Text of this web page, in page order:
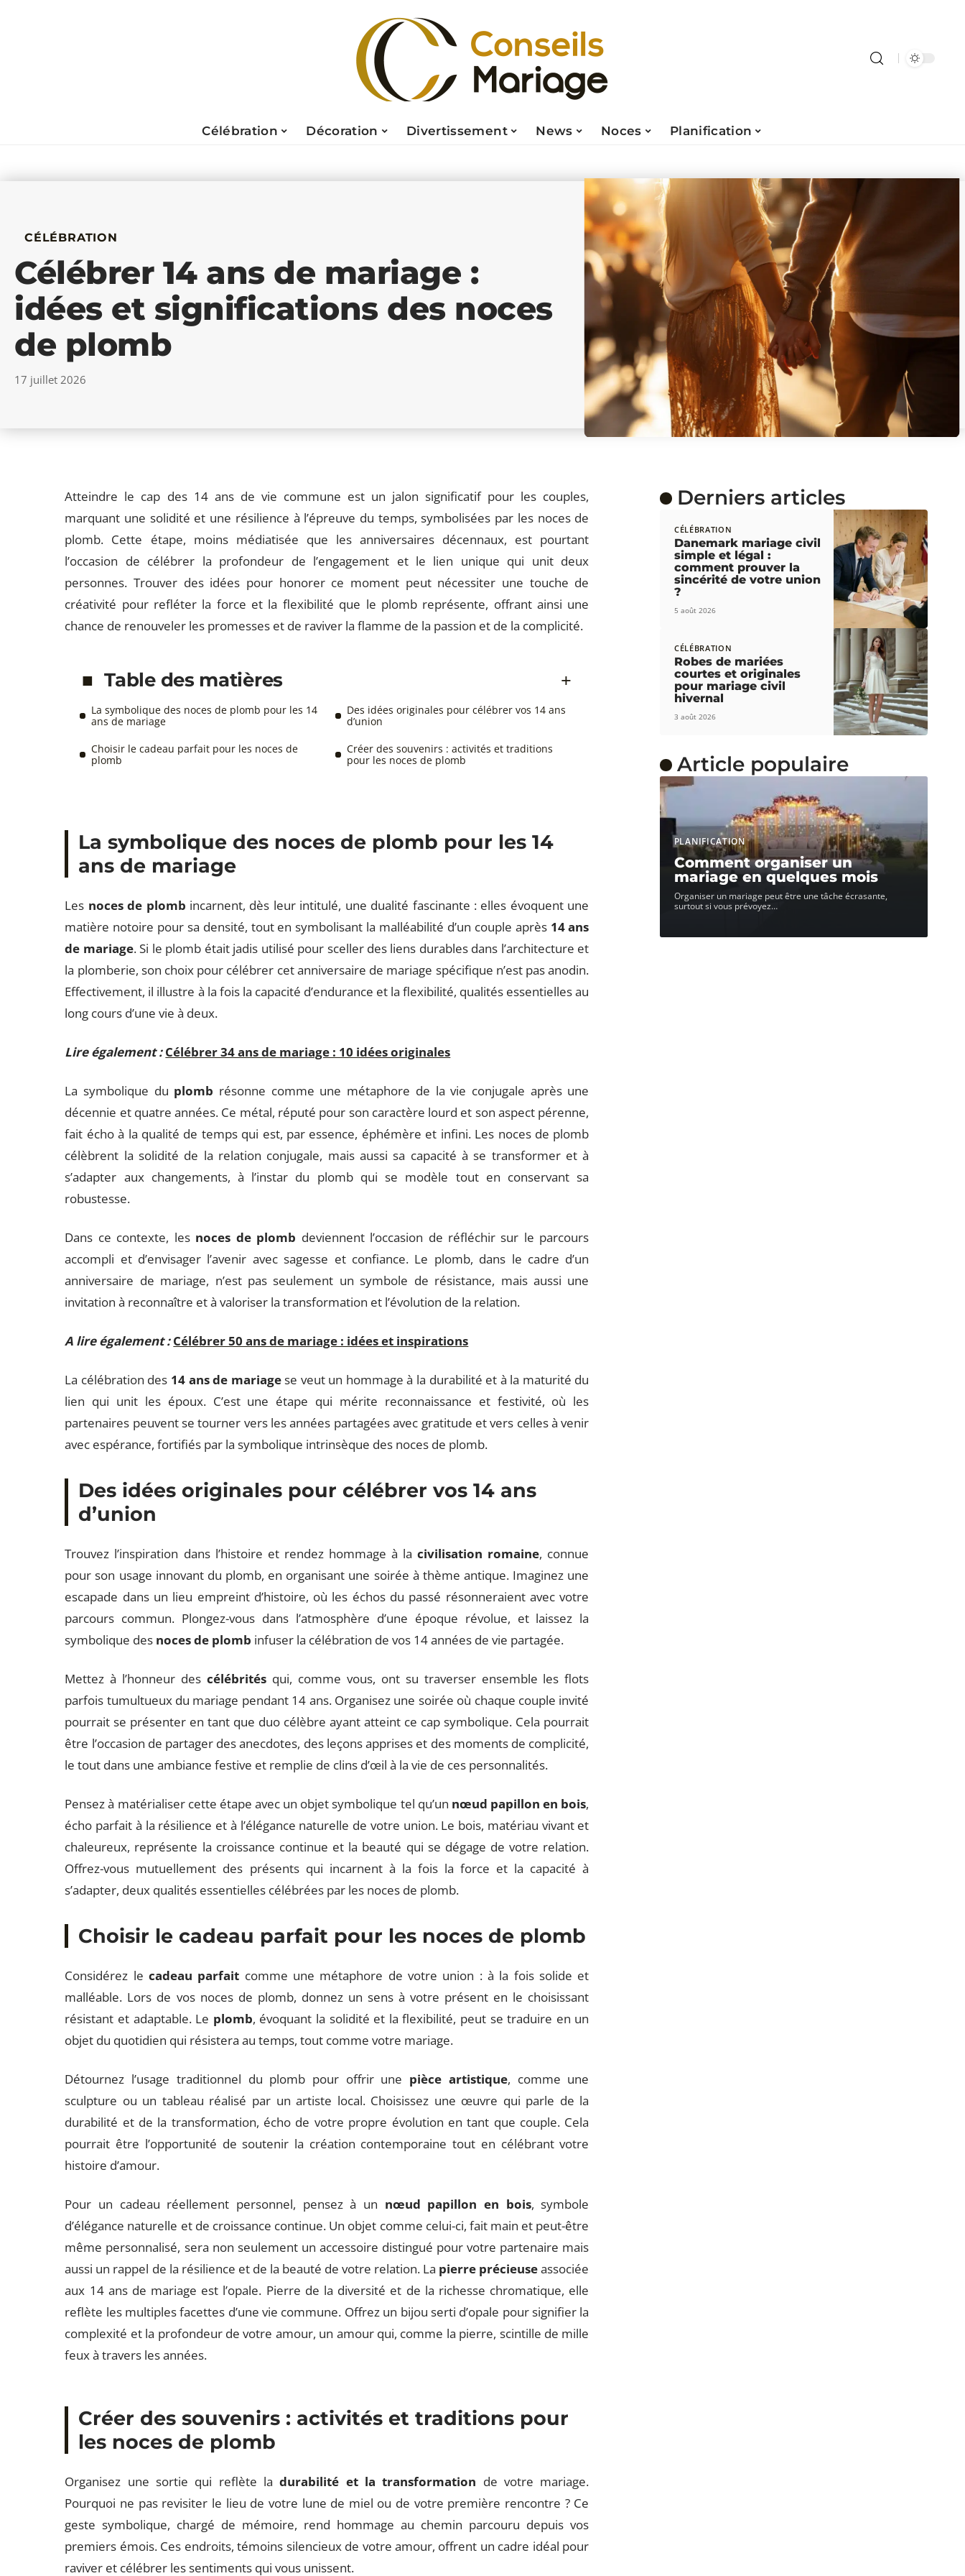
Célébration Décoration Divertissement News Noces Planification
CÉLÉBRATION
Célébrer 14 ans de mariage :
idées et significations des noces
de plomb
17 juillet 2026
Atteindre le cap des 14 ans de vie commune est un jalon significatif pour les couples,
marquant une solidité et une résilience à l’épreuve du temps, symbolisées par les noces de
plomb. Cette étape, moins médiatisée que les anniversaires décennaux, est pourtant
l’occasion de célébrer la profondeur de l’engagement et le lien unique qui unit deux
personnes. Trouver des idées pour honorer ce moment peut nécessiter une touche de
créativité pour refléter la force et la flexibilité que le plomb représente, offrant ainsi une
chance de renouveler les promesses et de raviver la flamme de la passion et de la complicité.
Table des matières
La symbolique des noces de plomb pour les 14
ans de mariage
Des idées originales pour célébrer vos 14 ans
d’union
Choisir le cadeau parfait pour les noces de
plomb
Créer des souvenirs : activités et traditions
pour les noces de plomb
La symbolique des noces de plomb pour les 14
ans de mariage
Les noces de plomb incarnent, dès leur intitulé, une dualité fascinante : elles évoquent une
matière notoire pour sa densité, tout en symbolisant la malléabilité d’un couple après 14 ans
de mariage. Si le plomb était jadis utilisé pour sceller des liens durables dans l’architecture et
la plomberie, son choix pour célébrer cet anniversaire de mariage spécifique n’est pas anodin.
Effectivement, il illustre à la fois la capacité d’endurance et la flexibilité, qualités essentielles au
long cours d’une vie à deux.
Lire également : Célébrer 34 ans de mariage : 10 idées originales
La symbolique du plomb résonne comme une métaphore de la vie conjugale après une
décennie et quatre années. Ce métal, réputé pour son caractère lourd et son aspect pérenne,
fait écho à la qualité de temps qui est, par essence, éphémère et infini. Les noces de plomb
célèbrent la solidité de la relation conjugale, mais aussi sa capacité à se transformer et à
s’adapter aux changements, à l’instar du plomb qui se modèle tout en conservant sa
robustesse.
Dans ce contexte, les noces de plomb deviennent l’occasion de réfléchir sur le parcours
accompli et d’envisager l’avenir avec sagesse et confiance. Le plomb, dans le cadre d’un
anniversaire de mariage, n’est pas seulement un symbole de résistance, mais aussi une
invitation à reconnaître et à valoriser la transformation et l’évolution de la relation.
A lire également : Célébrer 50 ans de mariage : idées et inspirations
La célébration des 14 ans de mariagese veut un hommage à la durabilité et à la maturité du
lien qui unit les époux. C’est une étape qui mérite reconnaissance et festivité, où les
partenaires peuvent se tourner vers les années partagées avec gratitude et vers celles à venir
avec espérance, fortifiés par la symbolique intrinsèque des noces de plomb.
Des idées originales pour célébrer vos 14 ans
d’union
Trouvez l’inspiration dans l’histoire et rendez hommage à lacivilisation romaine, connue
pour son usage innovant du plomb, en organisant une soirée à thème antique. Imaginez une
escapade dans un lieu empreint d’histoire, où les échos du passé résonneraient avec votre
parcours commun. Plongez-vous dans l’atmosphère d’une époque révolue, et laissez la
symbolique des noces de plomb infuser la célébration de vos 14 années de vie partagée.
Mettez à l’honneur descélébrités qui, comme vous, ont su traverser ensemble les flots
parfois tumultueux du mariage pendant 14 ans. Organisez une soirée où chaque couple invité
pourrait se présenter en tant que duo célèbre ayant atteint ce cap symbolique. Cela pourrait
être l’occasion de partager des anecdotes, des leçons apprises et des moments de complicité,
le tout dans une ambiance festive et remplie de clins d’œil à la vie de ces personnalités.
Pensez à matérialiser cette étape avec un objet symbolique tel qu’un nœud papillon en bois,
écho parfait à la résilience et à l’élégance naturelle de votre union. Le bois, matériau vivant et
chaleureux, représente la croissance continue et la beauté qui se dégage de votre relation.
Offrez-vous mutuellement des présents qui incarnent à la fois la force et la capacité à
s’adapter, deux qualités essentielles célébrées par les noces de plomb.
Choisir le cadeau parfait pour les noces de plomb
Considérez lecadeau parfait comme une métaphore de votre union : à la fois solide et
malléable. Lors de vos noces de plomb, donnez un sens à votre présent en le choisissant
résistant et adaptable. Le plomb, évoquant la solidité et la flexibilité, peut se traduire en un
objet du quotidien qui résistera au temps, tout comme votre mariage.
Détournez l’usage traditionnel du plomb pour offrir une pièce artistique, comme une
sculpture ou un tableau réalisé par un artiste local. Choisissez une œuvre qui parle de la
durabilité et de la transformation, écho de votre propre évolution en tant que couple. Cela
pourrait être l’opportunité de soutenir la création contemporaine tout en célébrant votre
histoire d’amour.
Pour un cadeau réellement personnel, pensez à un nœud papillon en bois, symbole
d’élégance naturelle et de croissance continue. Un objet comme celui-ci, fait main et peut-être
même personnalisé, sera non seulement un accessoire distingué pour votre partenaire mais
aussi un rappel de la résilience et de la beauté de votre relation. La pierre précieuseassociée
aux 14 ans de mariage est l’opale. Pierre de la diversité et de la richesse chromatique, elle
reflète les multiples facettes d’une vie commune. Offrez un bijou serti d’opale pour signifier la
complexité et la profondeur de votre amour, un amour qui, comme la pierre, scintille de mille
feux à travers les années.
Créer des souvenirs : activités et traditions pour
les noces de plomb
Organisez une sortie qui reflète ladurabilité et la transformation de votre mariage.
Pourquoi ne pas revisiter le lieu de votre lune de miel ou de votre première rencontre ? Ce
geste symbolique, chargé de mémoire, rend hommage au chemin parcouru depuis vos
premiers émois. Ces endroits, témoins silencieux de votre amour, offrent un cadre idéal pour
raviver et célébrer les sentiments qui vous unissent.
Derniers articles
CÉLÉBRATION
Danemark mariage civil
simple et légal :
comment prouver la
sincérité de votre union
?
5 août 2026
CÉLÉBRATION
Robes de mariées
courtes et originales
pour mariage civil
hivernal
3 août 2026
Article populaire
PLANIFICATION
Comment organiser un
mariage en quelques mois
Organiser un mariage peut être une tâche écrasante,
surtout si vous prévoyez…